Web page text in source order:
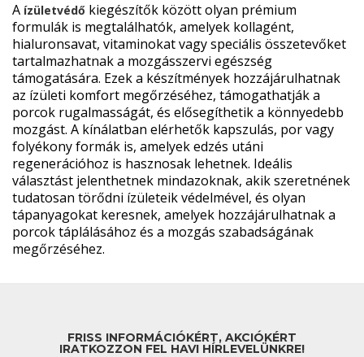
A ízületvédő kiegészítők között olyan prémium
formulák is megtalálhatók, amelyek kollagént,
hialuronsavat, vitaminokat vagy speciális összetevőket
tartalmazhatnak a mozgásszervi egészség
támogatására. Ezek a készítmények hozzájárulhatnak
az ízületi komfort megőrzéséhez, támogathatják a
porcok rugalmasságát, és elősegíthetik a könnyedebb
mozgást. A kínálatban elérhetők kapszulás, por vagy
folyékony formák is, amelyek edzés utáni
regenerációhoz is hasznosak lehetnek. Ideális
választást jelenthetnek mindazoknak, akik szeretnének
tudatosan törődni ízületeik védelmével, és olyan
tápanyagokat keresnek, amelyek hozzájárulhatnak a
porcok táplálásához és a mozgás szabadságának
megőrzéséhez.
FRISS INFORMÁCIÓKÉRT, AKCIÓKÉRT
IRATKOZZON FEL HAVI HÍRLEVELÜNKRE!